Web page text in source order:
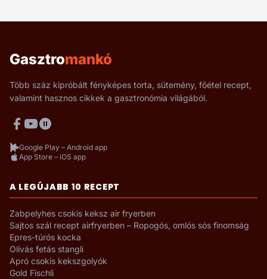
Gasztromankó
Több száz kipróbált fényképes torta, sütemény, főétel recept,
valamint hasznos cikkek a gasztronómia világából.
Google Play – Android app
App Store – iOS app
A LEGÚJABB 10 RECEPT
Zabpelyhes csokis keksz air fryerben
Sajtos szál recept airfryerben – Ropogós, omlós sós finomság
Epres-túrós kocka
Olívás fetás stangli
Apró csokis kekszgolyók
Gold Fischli